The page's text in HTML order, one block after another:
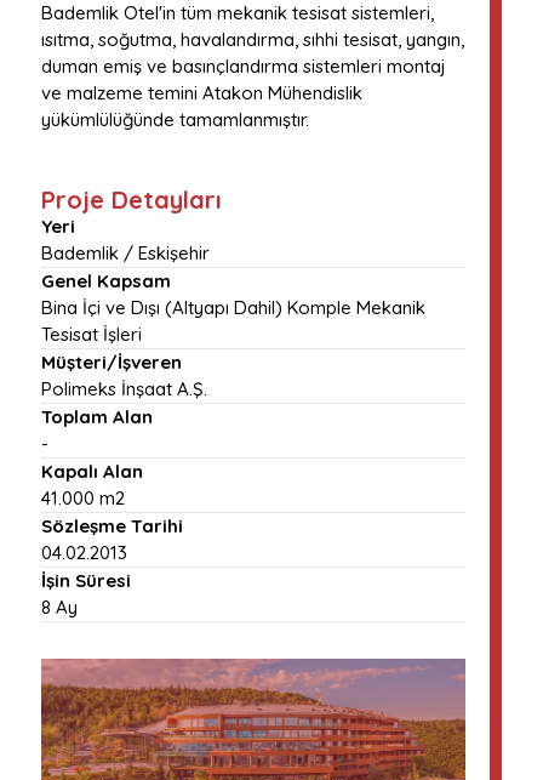
Bademlik Otel'in tüm mekanik tesisat sistemleri,
ısıtma, soğutma, havalandırma, sıhhi tesisat, yangın,
duman emiş ve basınçlandırma sistemleri montaj
ve malzeme temini Atakon Mühendislik
yükümlülüğünde tamamlanmıştır.
Proje Detayları
Yeri
Bademlik / Eskişehir
Genel Kapsam
Bina İçi ve Dışı (Altyapı Dahil) Komple Mekanik
Tesisat İşleri
Müşteri/İşveren
Polimeks İnşaat A.Ş.
Toplam Alan
-
Kapalı Alan
41.000 m2
Sözleşme Tarihi
04.02.2013
İşin Süresi
8 Ay